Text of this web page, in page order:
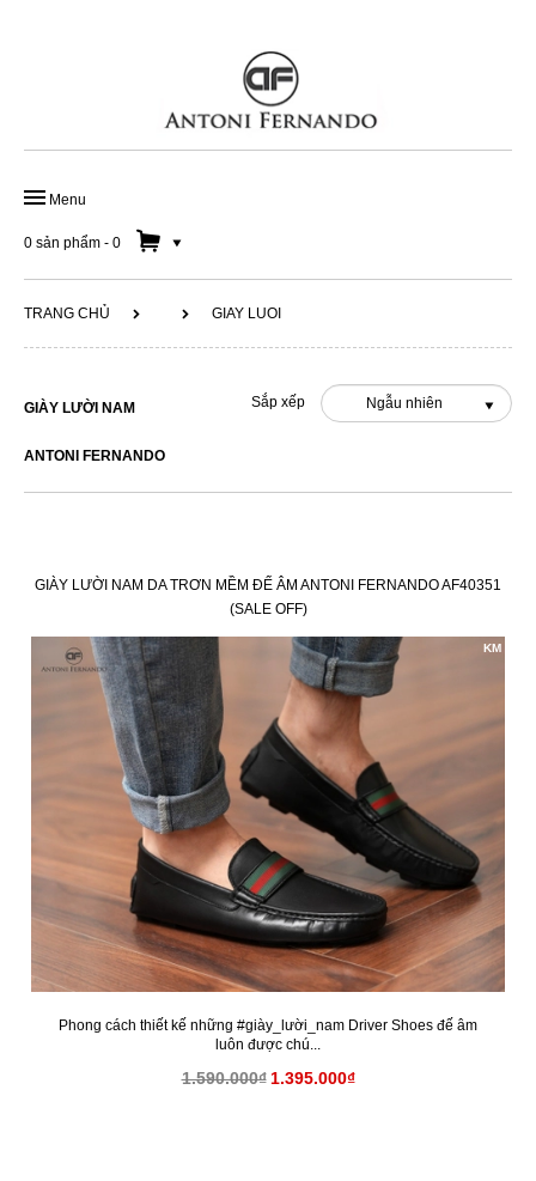
Menu
TRANG CHỦ
0 sản phẩm - 0
TRANG CHỦ GIAY LUOI
GIÀY LƯỜI NAM
ANTONI FERNANDO
Sắp xếp Ngẫu nhiên
GIÀY LƯỜI NAM DA TRƠN MỀM ĐẾ ÂM ANTONI FERNANDO AF40351
(SALE OFF)
KM
Phong cách thiết kế những #giày_lười_nam Driver Shoes đế âm
luôn được chú...
1.590.000₫ 1.395.000₫